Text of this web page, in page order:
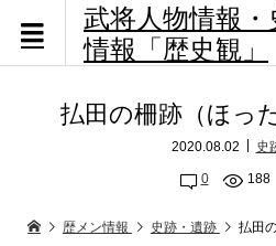
武将人物情報・
情報「歴史観」
払田の柵跡（ほっ
2020.08.02 史
0 188
歴メン情報 史跡・遺跡 払田